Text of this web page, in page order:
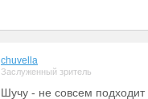
chuvella
Заслуженный зритель
Шучу - не совсем подходит